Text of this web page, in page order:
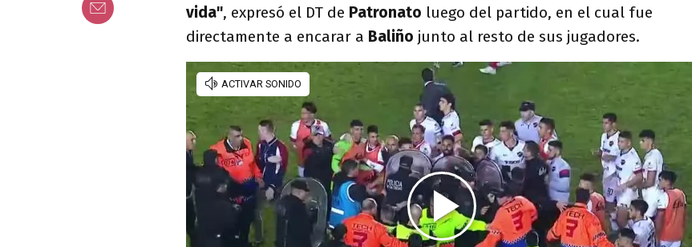
vida", expresó el DT de Patronato luego del partido, en el cual fue
directamente a encarar a Baliño junto al resto de sus jugadores.